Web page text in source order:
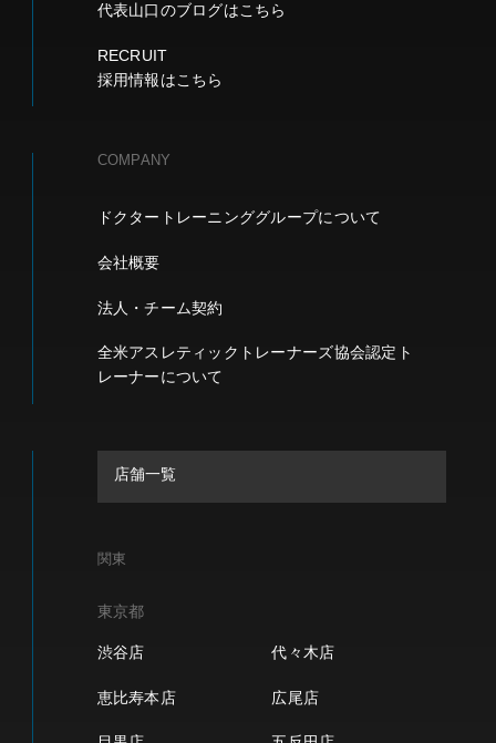
代表山口のブログはこちら
RECRUIT
採用情報はこちら
COMPANY
ドクタートレーニンググループについて
会社概要
法人・チーム契約
全米アスレティックトレーナーズ協会認定ト
レーナーについて
店舗一覧
関東
東京都
渋谷店 代々木店
恵比寿本店 広尾店